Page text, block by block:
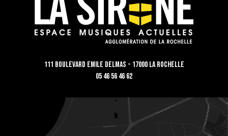
111 Boulevard Emile Delmas - 17000 La Rochelle
05 46 56 46 62